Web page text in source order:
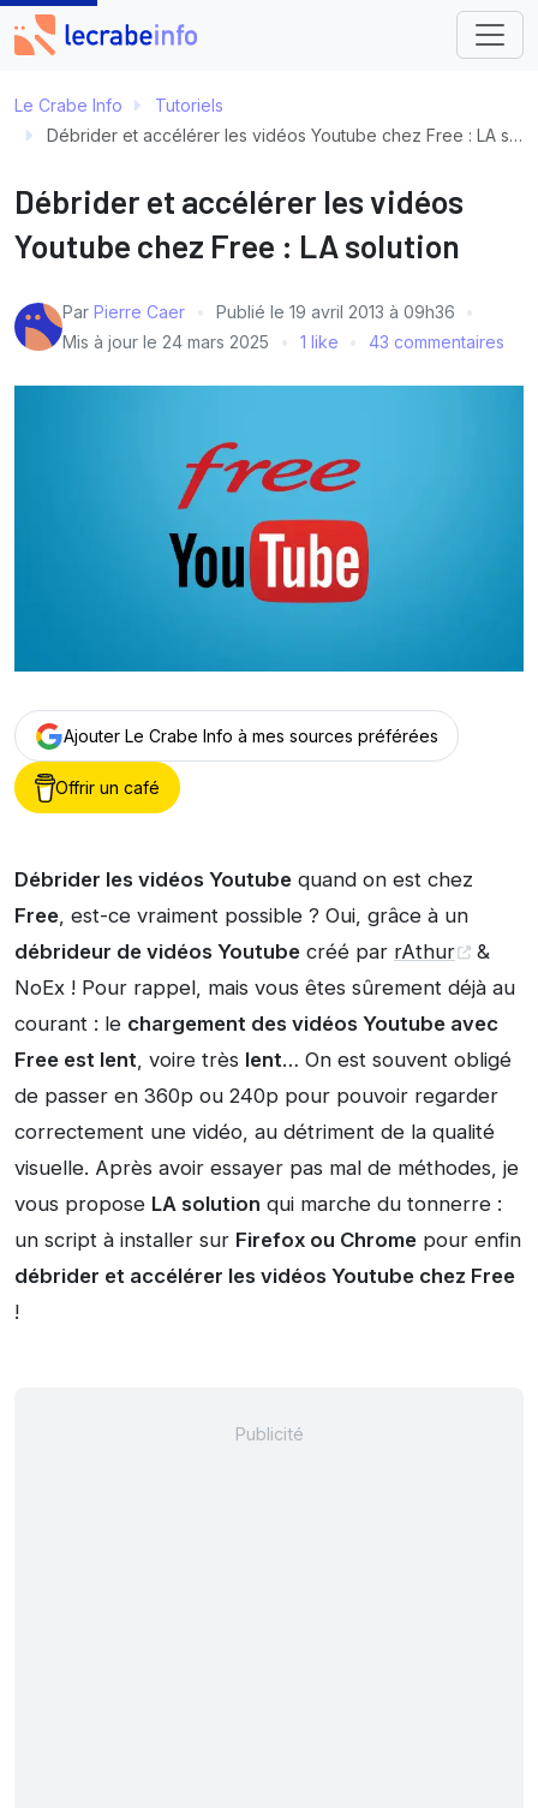
Le Crabe Info
Tutoriels
Débrider et accélérer les vidéos Youtube chez Free : LA solution
Débrider et accélérer les vidéos
Youtube chez Free : LA solution
Par Pierre Caer Publié le 19 avril 2013 à 09h36
Mis à jour le 24 mars 2025 1 like 43 commentaires
Ajouter Le Crabe Info à mes sources préférées
Offrir un café
Débrider les vidéos Youtube quand on est chez
Free, est-ce vraiment possible ? Oui, grâce à un
débrideur de vidéos Youtube créé par rAthur
&
NoEx ! Pour rappel, mais vous êtes sûrement déjà au
courant : le chargement des vidéos Youtube avec
Free est lent, voire très lent… On est souvent obligé
de passer en 360p ou 240p pour pouvoir regarder
correctement une vidéo, au détriment de la qualité
visuelle. Après avoir essayer pas mal de méthodes, je
vous propose LA solution qui marche du tonnerre :
un script à installer sur Firefox ou Chrome pour enfin
débrider et accélérer les vidéos Youtube chez Free
!